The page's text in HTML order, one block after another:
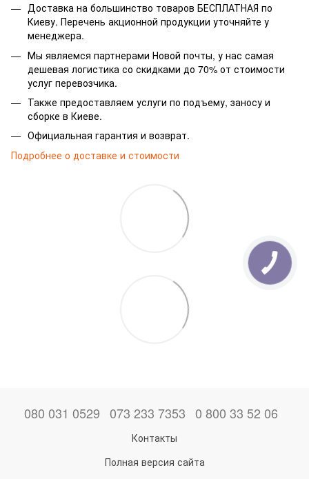
Доставка на большинство товаров БЕСПЛАТНАЯ по
Киеву. Перечень акционной продукции уточняйте у
менеджера.
Мы являемся партнерами Новой почты, у нас самая
дешевая логистика со скидками до 70% от стоимости
услуг перевозчика.
Также предоставляем услуги по подъему, заносу и
сборке в Киеве.
Официальная гарантия и возврат.
Подробнее о доставке и стоимости
080 031 0529 073 233 7353 0 800 33 52 06
Контакты
Полная версия сайта